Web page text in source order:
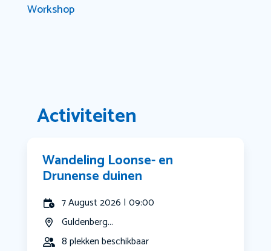
Workshop
Activiteiten
Wandeling Loonse- en
Drunense duinen
7 August 2026 | 09:00
Guldenberg...
8 plekken beschikbaar